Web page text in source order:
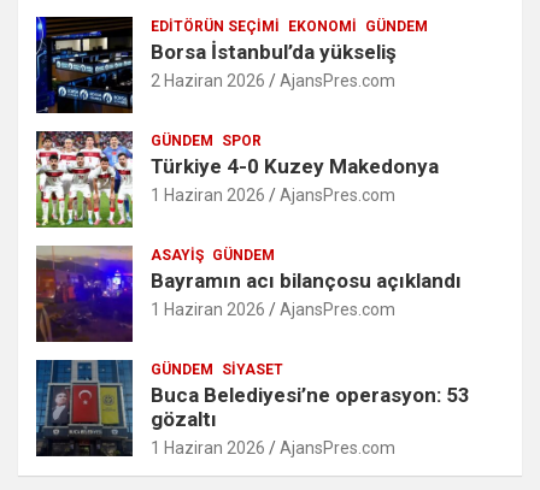
EDITÖRÜN SEÇIMI EKONOMI GÜNDEM
Borsa İstanbul’da yükseliş
2 Haziran 2026 AjansPres.com
GÜNDEM SPOR
Türkiye 4-0 Kuzey Makedonya
1 Haziran 2026 AjansPres.com
ASAYIŞ GÜNDEM
Bayramın acı bilançosu açıklandı
1 Haziran 2026 AjansPres.com
GÜNDEM SIYASET
Buca Belediyesi’ne operasyon: 53
gözaltı
1 Haziran 2026 AjansPres.com